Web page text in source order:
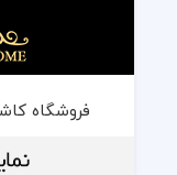
فروشگاه